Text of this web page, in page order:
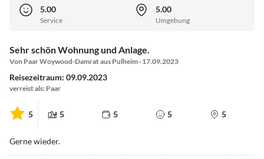
5.00
Service
5.00
Umgebung
Sehr schön Wohnung und Anlage.
Von Paar Woywood-Damrat aus Pulheim · 17.09.2023
Reisezeitraum: 09.09.2023
verreist als: Paar
5 5 5 5 5
Gerne wieder.